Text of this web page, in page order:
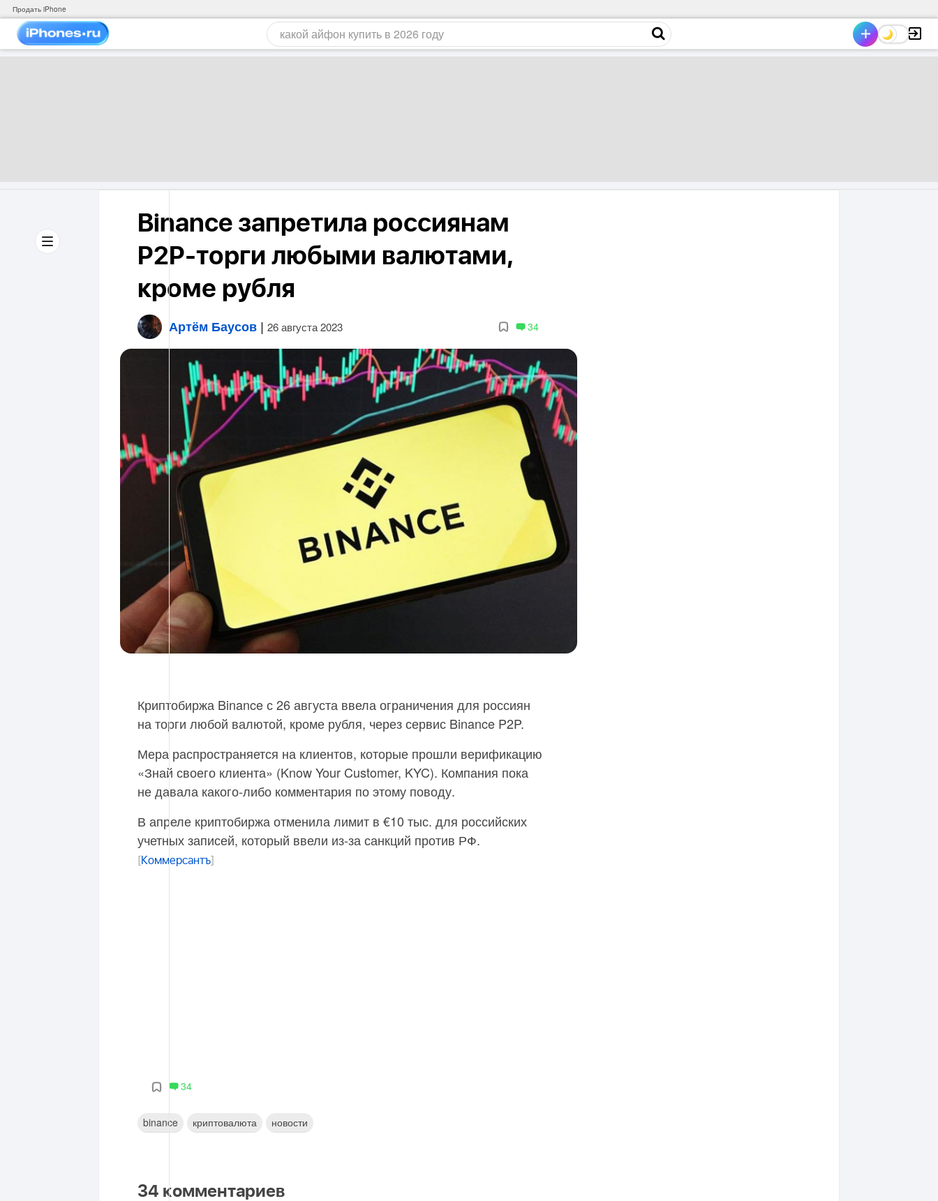
Продать iPhone
Binance запретила россиянам
P2P-торги любыми валютами,
кроме рубля
Артём Баусов | 26 августа 2023 34
Криптобиржа Binance с 26 августа ввела ограничения для россиян
на торги любой валютой, кроме рубля, через сервис Binance P2P.
Мера распространяется на клиентов, которые прошли верификацию
«Знай своего клиента» (Know Your Customer, KYC). Компания пока
не давала какого-либо комментария по этому поводу.
В апреле криптобиржа отменила лимит в €10 тыс. для российских
учетных записей, который ввели из-за санкций против РФ.
Коммерсантъ
34
binance криптовалюта новости
34 комментариев